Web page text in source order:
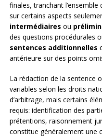
finales, tranchant
sur certains aspects
intermédiaires ou
des questions procédurales
sentences additionnelles
antérieure sur des points
La rédaction de la sentence
variables selon les droits
d’arbitrage, mais certains
requis: identification des
prétentions, raisonnement
constitue généralement une